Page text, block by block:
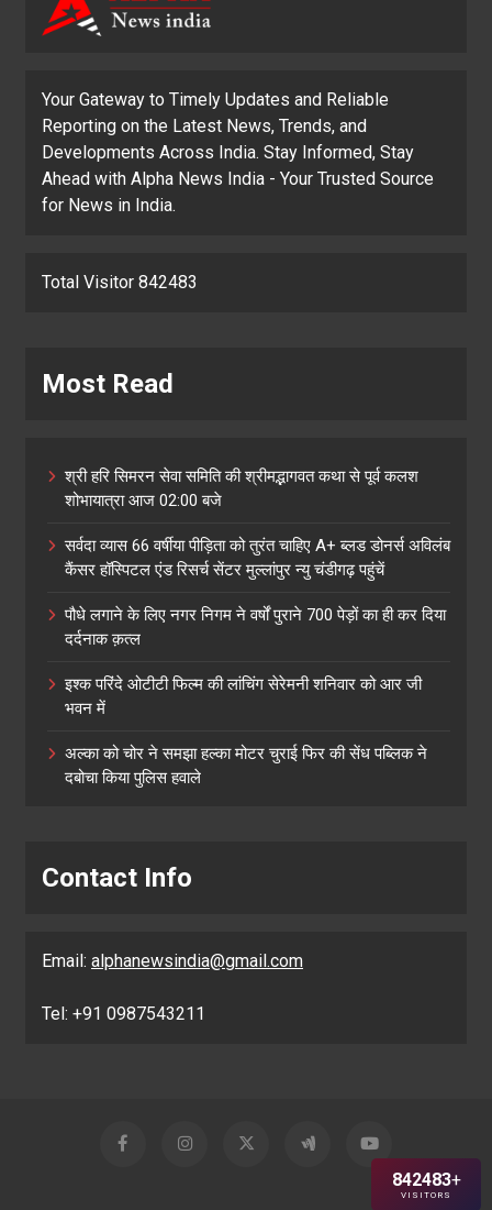
Your Gateway to Timely Updates and Reliable
Reporting on the Latest News, Trends, and
Developments Across India. Stay Informed, Stay
Ahead with Alpha News India - Your Trusted Source
for News in India.
Total Visitor 842483
Most Read
श्री हरि सिमरन सेवा समिति की श्रीमद्भागवत कथा से पूर्व कलश
शोभायात्रा आज 02:00 बजे
सर्वदा व्यास 66 वर्षीया पीड़िता को तुरंत चाहिए A+ ब्लड डोनर्स अविलंब
कैंसर हॉस्पिटल एंड रिसर्च सेंटर मुल्लांपुर न्यु चंडीगढ़ पहुंचें
पौधे लगाने के लिए नगर निगम ने वर्षों पुराने 700 पेड़ों का ही कर दिया
दर्दनाक क़त्ल
इश्क परिंदे ओटीटी फिल्म की लांचिंग सेरेमनी शनिवार को आर जी
भवन में
अल्का को चोर ने समझा हल्का मोटर चुराई फिर की सेंध पब्लिक ने
दबोचा किया पुलिस हवाले
Contact Info
Email: alphanewsindia@gmail.com
Tel: +91 0987543211
842483+
VISITORS